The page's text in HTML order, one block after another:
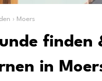
› Moers
finden
in